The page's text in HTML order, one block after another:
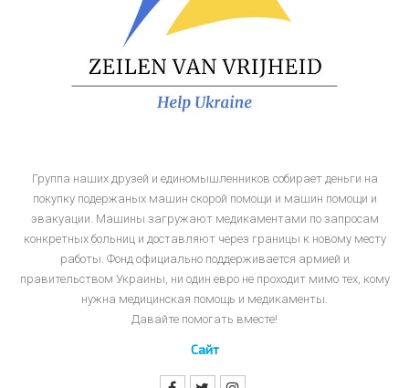
Группа наших друзей и единомышленников собирает деньги на
покупку подержаных машин скорой помощи и машин помощи и
эвакуации. Машины загружают медикаментами по запросам
конкретных больниц и доставляют через границы к новому месту
работы. Фонд официально поддерживается армией и
правительством Украины, ни один евро не проходит мимо тех, кому
нужна медицинская помощь и медикаменты.
Давайте помогать вместе!
Сайт